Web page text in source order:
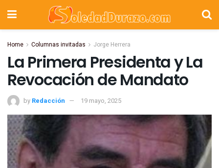
Home Columnas invitadas Jorge Herrera
La Primera Presidenta y La
Revocación de Mandato
by Redacción 19 mayo, 2025